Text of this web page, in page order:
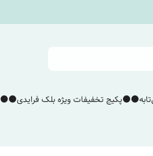
تابه⚫️⚫️پکیج تخفیفات ویژه بلک فرایدی⚫️⚫️